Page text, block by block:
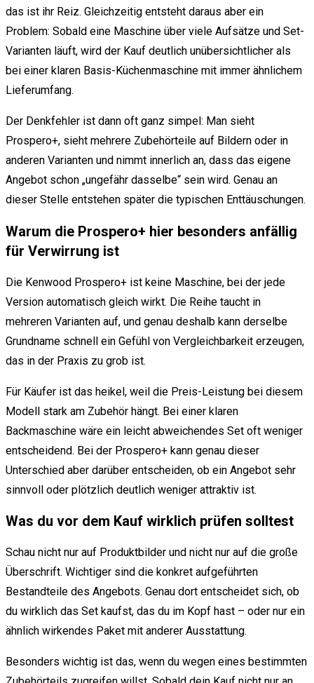
das ist ihr Reiz. Gleichzeitig entsteht daraus aber ein
Problem: Sobald eine Maschine über viele Aufsätze und Set-
Varianten läuft, wird der Kauf deutlich unübersichtlicher als
bei einer klaren Basis-Küchenmaschine mit immer ähnlichem
Lieferumfang.
Der Denkfehler ist dann oft ganz simpel: Man sieht
Prospero+, sieht mehrere Zubehörteile auf Bildern oder in
anderen Varianten und nimmt innerlich an, dass das eigene
Angebot schon „ungefähr dasselbe“ sein wird. Genau an
dieser Stelle entstehen später die typischen Enttäuschungen.
Warum die Prospero+ hier besonders anfällig
für Verwirrung ist
Die Kenwood Prospero+ ist keine Maschine, bei der jede
Version automatisch gleich wirkt. Die Reihe taucht in
mehreren Varianten auf, und genau deshalb kann derselbe
Grundname schnell ein Gefühl von Vergleichbarkeit erzeugen,
das in der Praxis zu grob ist.
Für Käufer ist das heikel, weil die Preis-Leistung bei diesem
Modell stark am Zubehör hängt. Bei einer klaren
Backmaschine wäre ein leicht abweichendes Set oft weniger
entscheidend. Bei der Prospero+ kann genau dieser
Unterschied aber darüber entscheiden, ob ein Angebot sehr
sinnvoll oder plötzlich deutlich weniger attraktiv ist.
Was du vor dem Kauf wirklich prüfen solltest
Schau nicht nur auf Produktbilder und nicht nur auf die große
Überschrift. Wichtiger sind die konkret aufgeführten
Bestandteile des Angebots. Genau dort entscheidet sich, ob
du wirklich das Set kaufst, das du im Kopf hast – oder nur ein
ähnlich wirkendes Paket mit anderer Ausstattung.
Besonders wichtig ist das, wenn du wegen eines bestimmten